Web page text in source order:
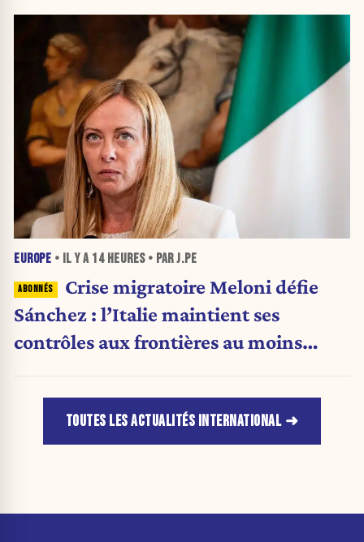
EUROPE • IL Y A 14 HEURES• PAR J.PE
Crise migratoire Meloni défie
Sánchez : l’Italie maintient ses
contrôles aux frontières au moins
TOUTES LES ACTUALITÉS INTERNATIONAL